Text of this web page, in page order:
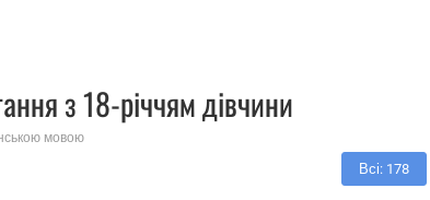
з 18-річчям дівчини
мовою
Всі: 178